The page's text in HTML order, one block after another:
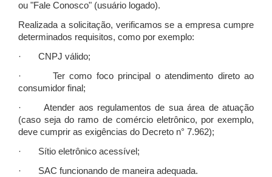
ou "Fale Conosco" (usuário logado).
Realizada a solicitação, verificamos se a empresa cumpre
determinados requisitos, como por exemplo:
· CNPJ válido;
· Ter como foco principal o atendimento direto ao
consumidor final;
· Atender aos regulamentos de sua área de atuação
(caso seja do ramo de comércio eletrônico, por exemplo,
deve cumprir as exigências do Decreto n° 7.962);
· Sítio eletrônico acessível;
· SAC funcionando de maneira adequada.